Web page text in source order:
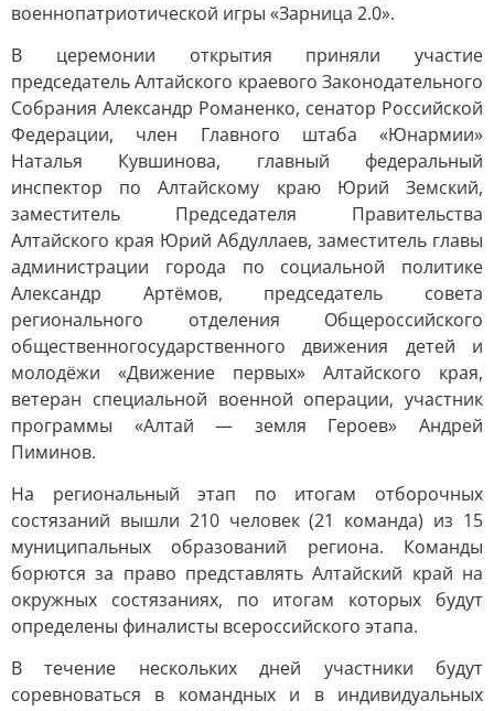
военнопатриотической игры «Зарница 2.0».
В церемонии открытия приняли участие
председатель Алтайского краевого Законодательного
Собрания Александр Романенко, сенатор Российской
Федерации, член Главного штаба «Юнармии»
Наталья Кувшинова, главный федеральный
инспектор по Алтайскому краю Юрий Земский,
заместитель Председателя Правительства
Алтайского края Юрий Абдуллаев, заместитель главы
администрации города по социальной политике
Александр Артёмов, председатель совета
регионального отделения Общероссийского
общественногосударственного движения детей и
молодёжи «Движение первых» Алтайского края,
ветеран специальной военной операции, участник
программы «Алтай — земля Героев» Андрей
Пиминов.
На региональный этап по итогам отборочных
состязаний вышли 210 человек (21 команда) из 15
муниципальных образований региона. Команды
борются за право представлять Алтайский край на
окружных состязаниях, по итогам которых будут
определены финалисты всероссийского этапа.
В течение нескольких дней участники будут
соревноваться в командных и в индивидуальных